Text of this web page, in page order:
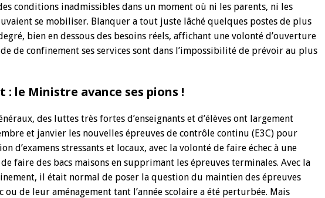
conditions inadmissibles dans un moment où ni les parents, ni les
se mobiliser. Blanquer a tout juste lâché quelques postes de plus
bien en dessous des besoins réels, affichant une volonté d’ouverture
de confinement ses services sont dans l’impossibilité de prévoir au plus
: le Ministre avance ses pions !
des luttes très fortes d’enseignants et d’élèves ont largement
et janvier les nouvelles épreuves de contrôle continu (E3C) pour
d’examens stressants et locaux, avec la volonté de faire échec à une
faire des bacs maisons en supprimant les épreuves terminales. Avec la
il était normal de poser la question du maintien des épreuves
ou de leur aménagement tant l’année scolaire a été perturbée. Mais